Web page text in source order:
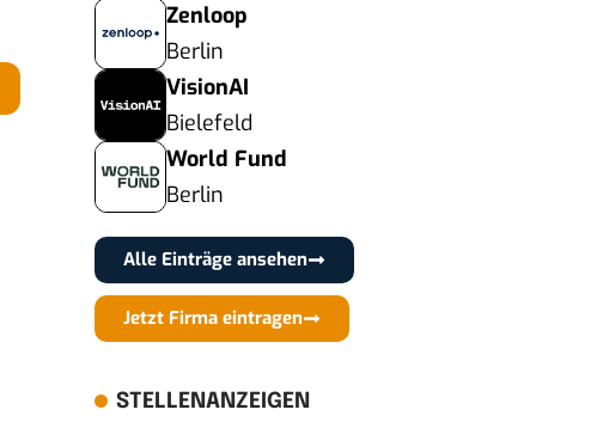
Zenloop
Berlin
VisionAI
Bielefeld
World Fund
Berlin
Alle Einträge ansehen
Jetzt Firma eintragen
STELLENANZEIGEN